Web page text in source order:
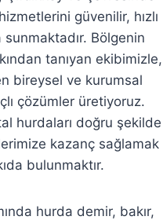
güvenilir, hızlı
Bölgenin
tanıyan ekibimizle,
bireysel ve kurumsal
çözümler üretiyoruz.
hurdaları doğru şekilde
kazanç sağlamak
bulunmaktır.
hurda demir, bakır,